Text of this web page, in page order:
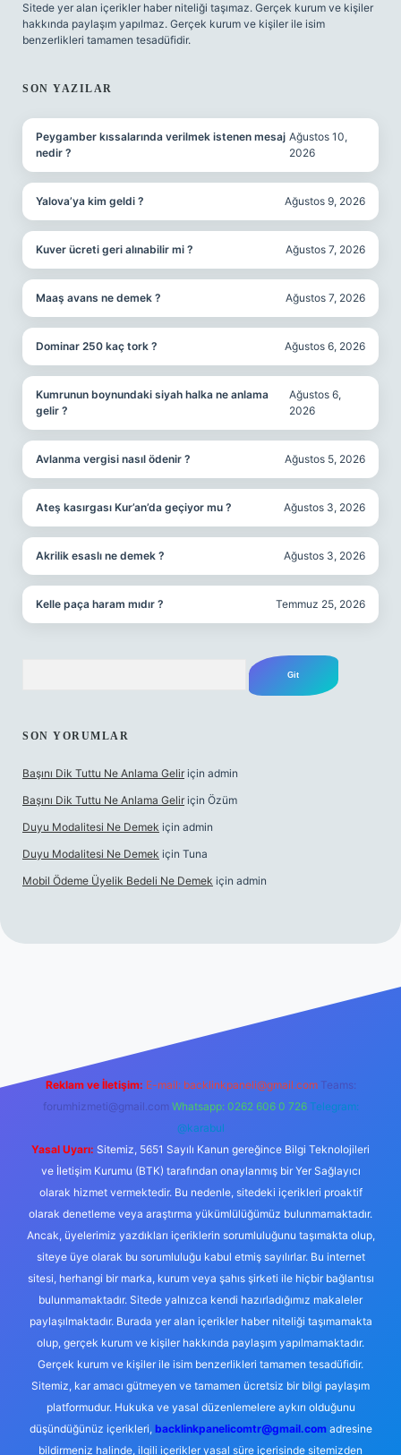
Sitede yer alan içerikler haber niteliği taşımaz. Gerçek kurum ve kişiler
hakkında paylaşım yapılmaz. Gerçek kurum ve kişiler ile isim
benzerlikleri tamamen tesadüfidir.
SON YAZILAR
Peygamber kıssalarında verilmek istenen mesaj
nedir ?
Ağustos 10,
2026
Yalova’ya kim geldi ? Ağustos 9, 2026
Kuver ücreti geri alınabilir mi ? Ağustos 7, 2026
Maaş avans ne demek ? Ağustos 7, 2026
Dominar 250 kaç tork ? Ağustos 6, 2026
Kumrunun boynundaki siyah halka ne anlama
gelir ?
Ağustos 6,
2026
Avlanma vergisi nasıl ödenir ? Ağustos 5, 2026
Ateş kasırgası Kur’an’da geçiyor mu ? Ağustos 3, 2026
Akrilik esaslı ne demek ? Ağustos 3, 2026
Kelle paça haram mıdır ? Temmuz 25, 2026
SON YORUMLAR
Başını Dik Tuttu Ne Anlama Gelir için admin
Başını Dik Tuttu Ne Anlama Gelir için Özüm
Duyu Modalitesi Ne Demek için admin
Duyu Modalitesi Ne Demek için Tuna
Mobil Ödeme Üyelik Bedeli Ne Demek için admin
Reklam ve İletişim: E-mail: backlinkpaneli@gmail.com Teams:
forumhizmeti@gmail.com Whatsapp: 0262 606 0 726 Telegram:
@karabul
Yasal Uyarı: Sitemiz, 5651 Sayılı Kanun gereğince Bilgi Teknolojileri
ve İletişim Kurumu (BTK) tarafından onaylanmış bir Yer Sağlayıcı
olarak hizmet vermektedir. Bu nedenle, sitedeki içerikleri proaktif
olarak denetleme veya araştırma yükümlülüğümüz bulunmamaktadır.
Ancak, üyelerimiz yazdıkları içeriklerin sorumluluğunu taşımakta olup,
siteye üye olarak bu sorumluluğu kabul etmiş sayılırlar. Bu internet
sitesi, herhangi bir marka, kurum veya şahıs şirketi ile hiçbir bağlantısı
bulunmamaktadır. Sitede yalnızca kendi hazırladığımız makaleler
paylaşılmaktadır. Burada yer alan içerikler haber niteliği taşımamakta
olup, gerçek kurum ve kişiler hakkında paylaşım yapılmamaktadır.
Gerçek kurum ve kişiler ile isim benzerlikleri tamamen tesadüfidir.
Sitemiz, kar amacı gütmeyen ve tamamen ücretsiz bir bilgi paylaşım
platformudur. Hukuka ve yasal düzenlemelere aykırı olduğunu
düşündüğünüz içerikleri, backlinkpanelicomtr@gmail.comadresine
bildirmeniz halinde, ilgili içerikler yasal süre içerisinde sitemizden